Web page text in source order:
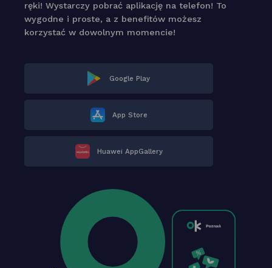
ręki! Wystarczy pobrać aplikację na telefon! To
wygodne i proste, a z benefitów możesz
korzystać w dowolnym momencie!
Google Play
App Store
Huawei AppGallery